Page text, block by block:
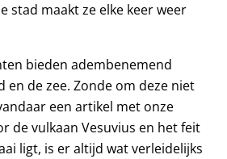
stad maakt ze elke keer weer
bieden adembenemend
en de zee. Zonde om deze niet
een artikel met onze
de vulkaan Vesuvius en het feit
ligt, is er altijd wat verleidelijks